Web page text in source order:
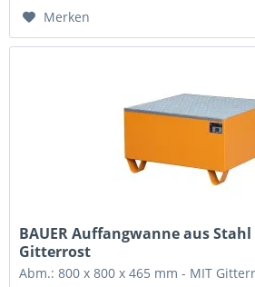
Merken
BAUER Auffangwanne aus Stahl
Gitterrost
Abm.: 800 x 800 x 465 mm - MIT